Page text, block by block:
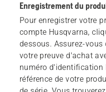
Enregistrement du
Pour enregistrer votre
compte Husqvarna,
dessous. Assurez-
votre preuve d'achat
numéro d'identification
référence de votre